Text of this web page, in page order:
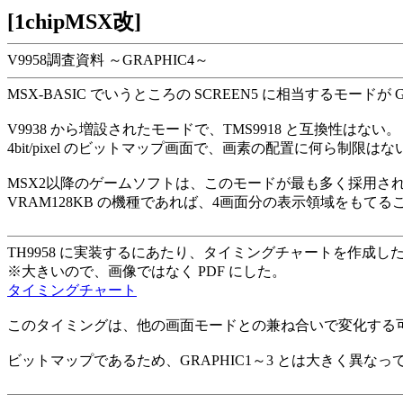
[1chipMSX改]
V9958調査資料 ～GRAPHIC4～
MSX-BASIC でいうところの SCREEN5 に相当するモードが
V9938 から増設されたモードで、TMS9918 と互換性はない。
4bit/pixel のビットマップ画面で、画素の配置に何ら制限はな
MSX2以降のゲームソフトは、このモードが最も多く採用され
VRAM128KB の機種であれば、4画面分の表示領域をもてる
TH9958 に実装するにあたり、タイミングチャートを作成した
※大きいので、画像ではなく PDF にした。
タイミングチャート
このタイミングは、他の画面モードとの兼ね合いで変化する
ビットマップであるため、GRAPHIC1～3 とは大きく異なっ